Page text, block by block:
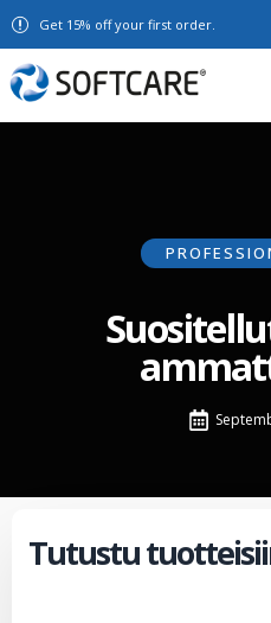
Get 15% off your first order.
Tutustu